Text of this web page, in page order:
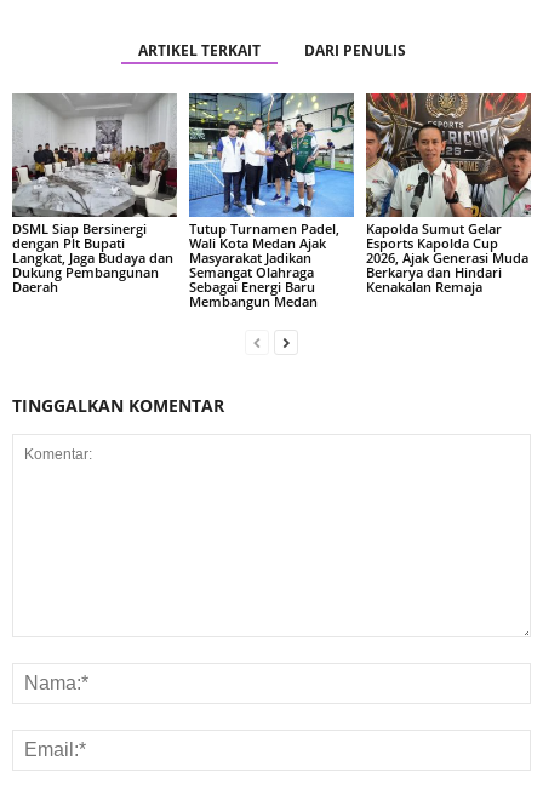
ARTIKEL TERKAIT DARI PENULIS
DSML Siap Bersinergi
dengan Plt Bupati
Langkat, Jaga Budaya dan
Dukung Pembangunan
Daerah
Tutup Turnamen Padel,
Wali Kota Medan Ajak
Masyarakat Jadikan
Semangat Olahraga
Sebagai Energi Baru
Membangun Medan
Kapolda Sumut Gelar
Esports Kapolda Cup
2026, Ajak Generasi Muda
Berkarya dan Hindari
Kenakalan Remaja
TINGGALKAN KOMENTAR